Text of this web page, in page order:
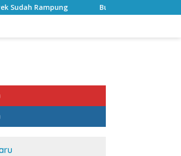
Bulan Kemerdekaan, Bupati Lampung Selatan